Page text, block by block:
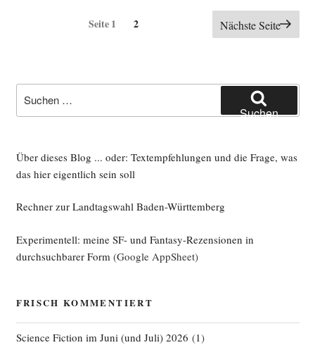
Seitennummerierung
Seite1 Seite
2 Nächste Seite
nach:
Suchen
Über dieses Blog ... oder: Textempfehlungen und die Frage, was
das hier eigentlich sein soll
Rechner zur Landtagswahl Baden-Württemberg
Experimentell: meine SF- und Fantasy-Rezensionen in
durchsuchbarer Form (Google AppSheet)
FRISCH KOMMENTIERT
Science Fiction im Juni (und Juli) 2026 (1)